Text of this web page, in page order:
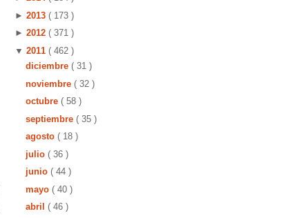
► 2013 ( 173 )
► 2012 ( 371 )
▼ 2011 ( 462 )
diciembre ( 31 )
noviembre ( 32 )
octubre ( 58 )
septiembre ( 35 )
agosto ( 18 )
julio ( 36 )
junio ( 44 )
mayo ( 40 )
abril ( 46 )